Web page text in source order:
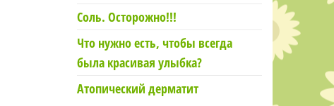
Соль. Осторожно!!!
Что нужно есть, чтобы всегда
была красивая улыбка?
Атопический дерматит